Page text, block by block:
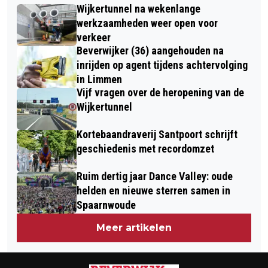
BEVERWIJK
BINNEN KENNEMERLAND: BEVERWIJK
ROOKT 'T MEEST, CASTRICUM 'T
MINST
Wijkertunnel na wekenlange
werkzaamheden weer open voor
verkeer
Beverwijker (36) aangehouden na
inrijden op agent tijdens achtervolging
in Limmen
Vijf vragen over de heropening van de
Wijkertunnel
Kortebaandraverij Santpoort schrijft
geschiedenis met recordomzet
Ruim dertig jaar Dance Valley: oude
helden en nieuwe sterren samen in
Spaarnwoude
Meer artikelen